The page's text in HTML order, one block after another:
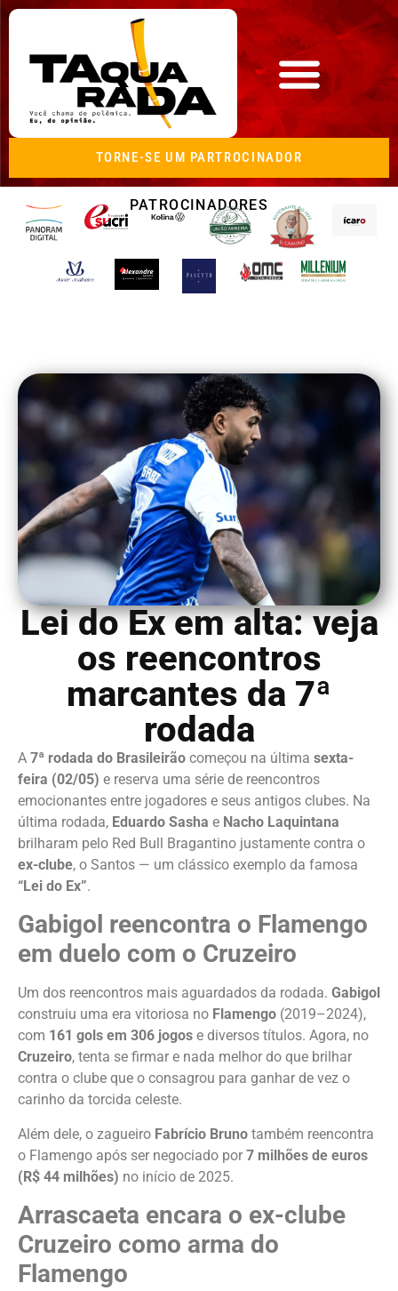
TORNE-SE UM PARTROCINADOR
PATROCINADORES
Lei do Ex em alta: veja
os reencontros
marcantes da 7ª
rodada
A 7ª rodada do Brasileirão começou na última sexta-
feira (02/05) e reserva uma série de reencontros
emocionantes entre jogadores e seus antigos clubes. Na
última rodada, Eduardo Sasha e Nacho Laquintana
brilharam pelo Red Bull Bragantino justamente contra o
ex-clube, o Santos — um clássico exemplo da famosa
“Lei do Ex”.
Gabigol reencontra o Flamengo
em duelo com o Cruzeiro
Um dos reencontros mais aguardados da rodada. Gabigol
construiu uma era vitoriosa no Flamengo (2019–2024),
com 161 gols em 306 jogos e diversos títulos. Agora, no
Cruzeiro, tenta se firmar e nada melhor do que brilhar
contra o clube que o consagrou para ganhar de vez o
carinho da torcida celeste.
Além dele, o zagueiro Fabrício Bruno também reencontra
o Flamengo após ser negociado por 7 milhões de euros
(R$ 44 milhões) no início de 2025.
Arrascaeta encara o ex-clube
Cruzeiro como arma do
Flamengo